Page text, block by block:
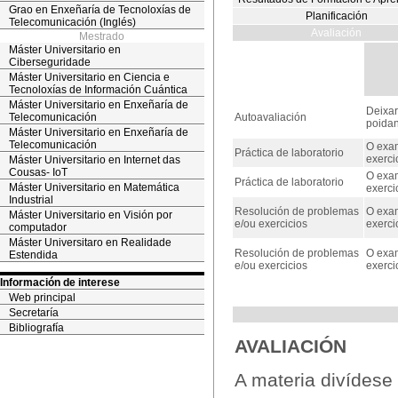
Grao en Enxeñaría de Tecnoloxías de
Telecomunicación (Inglés)
Mestrado
Máster Universitario en
Ciberseguridade
Máster Universitario en Ciencia e
Tecnoloxías de Información Cuántica
Máster Universitario en Enxeñaría de
Telecomunicación
Máster Universitario en Enxeñaría de
Telecomunicación
Máster Universitario en Internet das
Cousas- IoT
Máster Universitario en Matemática
Industrial
Máster Universitario en Visión por
computador
Máster Universitaro en Realidade
Estendida
Información de interese
Web principal
Secretaría
Bibliografía
Planificación
Avaliación
Autoavaliación
Práctica de laboratorio
O
Práctica de laboratorio
O
Resolución de problemas
e/ou exercicios
O
Resolución de problemas
e/ou exercicios
O
AVALIACIÓN
A materia